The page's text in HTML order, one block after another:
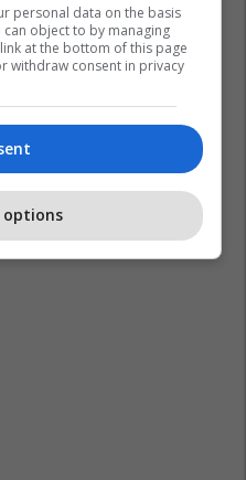
personal data on the basis
object to by managing
at the bottom of this page
withdraw consent in privacy
options